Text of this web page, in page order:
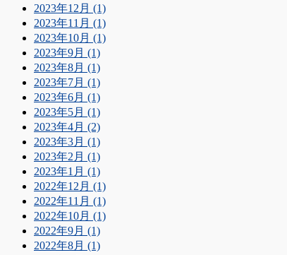
2023年12月 (1)
2023年11月 (1)
2023年10月 (1)
2023年9月 (1)
2023年8月 (1)
2023年7月 (1)
2023年6月 (1)
2023年5月 (1)
2023年4月 (2)
2023年3月 (1)
2023年2月 (1)
2023年1月 (1)
2022年12月 (1)
2022年11月 (1)
2022年10月 (1)
2022年9月 (1)
2022年8月 (1)